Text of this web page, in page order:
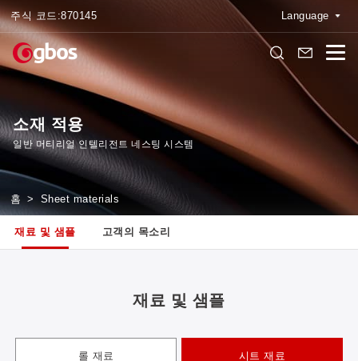
주식 코드:870145 Language
소재 적용
일반 머티리얼 인텔리전트 네스팅 시스템
홈 > Sheet materials
재료 및 샘플 고객의 목소리
재료 및 샘플
롤 재료 시트 재료